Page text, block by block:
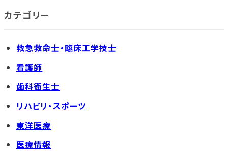
カテゴリー
救急救命士・臨床工学技士
看護師
歯科衛生士
リハビリ・スポーツ
東洋医療
医療情報